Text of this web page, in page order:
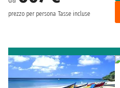
prezzo per persona Tasse incluse